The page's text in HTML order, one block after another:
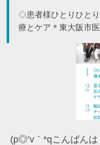
◇患者様ひとりひと
療とケア＊東大阪市
(p◎’v｀*qこんばんは